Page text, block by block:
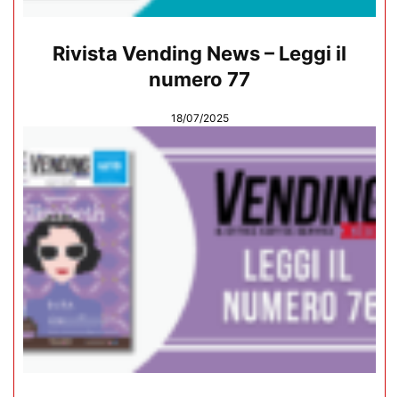
Rivista Vending News – Leggi il
numero 77
18/07/2025